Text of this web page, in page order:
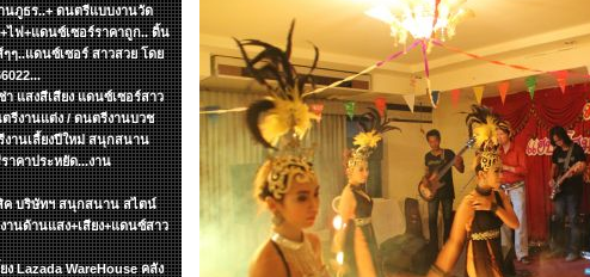
นภูธร..+ ดนตรีแบบงานวัด
+ไฟ+แดนซ์เซอร์ราคาถูก.. ดิ้น
ๆ..แดนซ์เซอร์ สาวสวย โดย
า แสงสีเสียง แดนซ์เซอร์สาว
รีงานแต่ง / ดนตรีงานบวช
านเลี้ยงปีใหม่ สนุกสนาน
าคาประหยัด...งาน
ค บริษัทฯ สนุกสนาน สไตน์
นด้านแสง+เสียง+แดนซ์สาว
ง Lazada WareHouse คลัง